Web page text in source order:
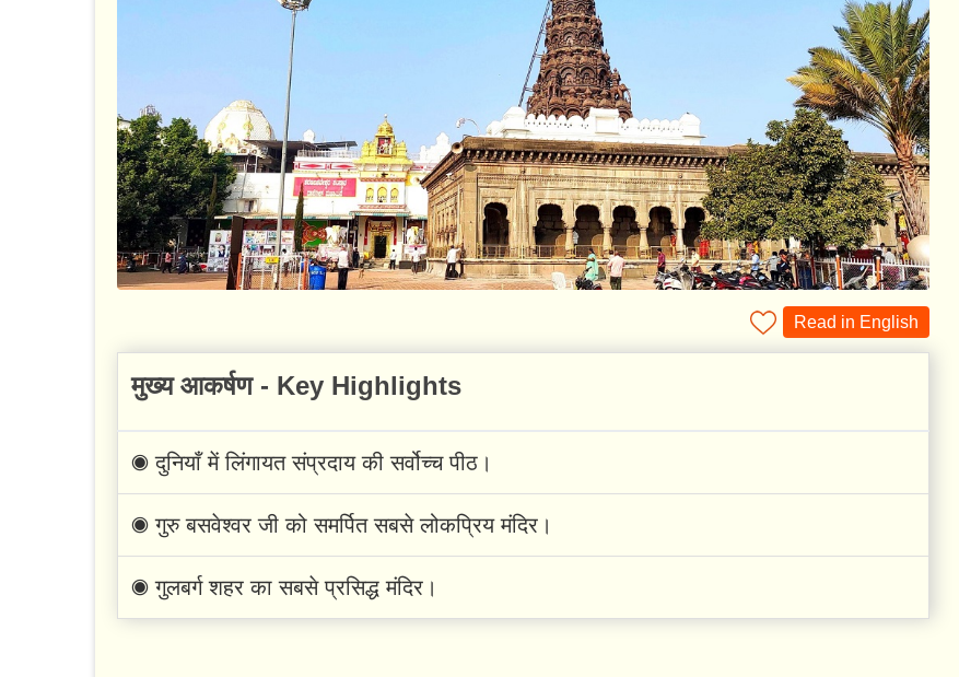
Read in English
मुख्य आकर्षण - Key Highlights
◉ दुनियाँ में लिंगायत संप्रदाय की सर्वोच्च पीठ।
◉ गुरु बसवेश्वर जी को समर्पित सबसे लोकप्रिय मंदिर।
◉ गुलबर्ग शहर का सबसे प्रसिद्ध मंदिर।